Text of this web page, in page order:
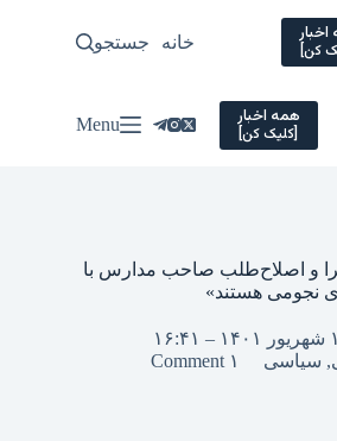
کن] خانه سیاسی
جستجو
همه اخبار
[کلیک کن] Menu
و اصلاح‌طلب صاحب مدارس با
نجومی هستند»
, سیاسی ۱ Comment